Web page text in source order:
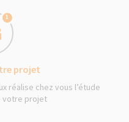
1
projet
réalise chez vous l’étude
votre projet